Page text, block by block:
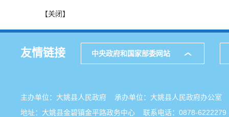
【关闭】
友情链接 中央政府和国家部委网站
主办单位：大姚县人民政府 承办单位：大姚县人民政府办公
地址：大姚县金碧镇金平路政务中心 联系电话：0878-6222279